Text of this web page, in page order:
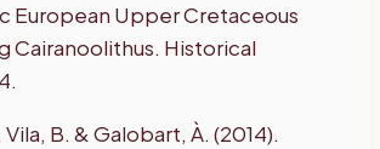
European Upper Cretaceous
Cairanoolithus. Historical
B. & Galobart, À. (2014).